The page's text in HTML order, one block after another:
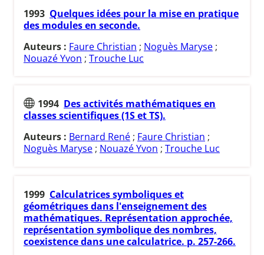
1993 Quelques idées pour la mise en pratique
des modules en seconde.
Auteurs : Faure Christian ; Noguès Maryse ;
Nouazé Yvon ; Trouche Luc
1994 Des activités mathématiques en
classes scientifiques (1S et TS).
Auteurs : Bernard René ; Faure Christian ;
Noguès Maryse ; Nouazé Yvon ; Trouche Luc
1999 Calculatrices symboliques et
géométriques dans l'enseignement des
mathématiques. Représentation approchée,
représentation symbolique des nombres,
coexistence dans une calculatrice. p. 257-266.